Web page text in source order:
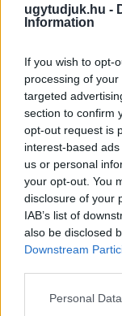
ugytudjuk.hu -
Information
If you wish to opt-
processing of
targeted
section to confirm
opt-out request is
interest-based
us or personal
your opt-out. You
disclosure of your
IAB’s list of
also be disclosed
Downstream
Please note that
Personal
2019. december. 13.
A katasztrófa
JOGERŐSEN
2019. december. 11.
Győrkös István
TIZENÖT
MIATT GYŐRBEN
2019. december. 06.
Mindannyian
ELÍTÉLTE A
MERT
2019. december. 05.